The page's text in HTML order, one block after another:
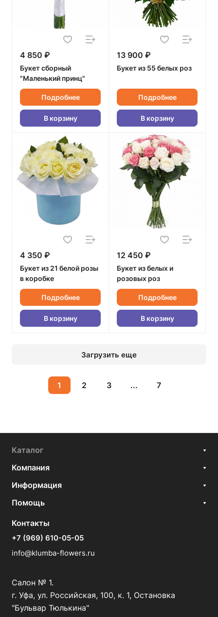
4 850 ₽
Букет сборный
"Маленький принц"
Подробнее
В корзину
13 900 ₽
Букет из 55 белых роз
Подробнее
В корзину
4 350 ₽
Букет из 21 белой розы
в коробке
Подробнее
В корзину
12 450 ₽
Букет из белых и
розовых роз
Подробнее
В корзину
Загрузить еще
1 2 3 ... 7
Каталог
Компания
Информация
Помощь
Контакты
+7 (969) 610-05-05
info@klumba-flowers.ru
Салон № 1.
г. Уфа, ул. Российская, 100, к. 1, Остановка
"Бульвар Тюлькина"